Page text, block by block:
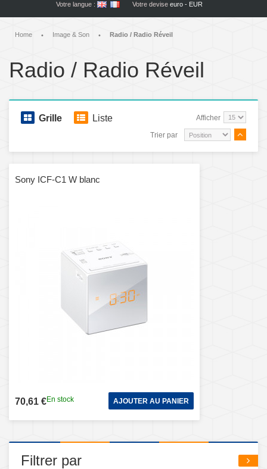
Votre langue : Votre devise euro - EUR
Home • Image & Son • Radio / Radio Réveil
Radio / Radio Réveil
Grille Liste Afficher
Trier par
Sony ICF-C1 W blanc
70,61 €En stock AJOUTER AU PANIER
Filtrer par